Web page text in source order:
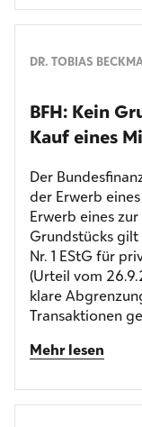
DR. TOBIAS
BFH: Kein
Kauf eines
Der
der Erwerb
Erwerb eines
Grundstücks gilt
Nr. 1 EStG für
(Urteil vom
klare
Transaktionen
Mehr lesen